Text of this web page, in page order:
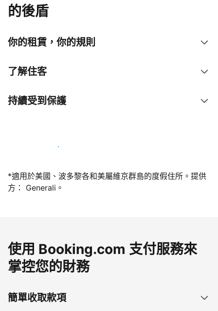
的後盾
你的租賃，你的規則
了解住客
持續受到保護
今天就和我們一起當屋主
*適用於美國、波多黎各和美屬維京群島的度假住所。提供
方： Generali。
使用 Booking.com 支付服務來
掌控您的財務
簡單收取款項